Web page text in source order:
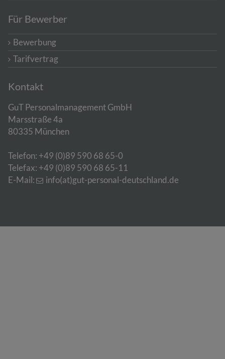
Für Bewerber
Bewerbung
Tarifvertrag
Kontakt
GuT Personalmanagement GmbH
Marsstraße 4a
80335 München
Telefon: +49 (0)89 590 68 65-0
Telefax: +49 (0)89 590 68 65-11
E-Mail:
info(at)gut-personal-deutschland.de